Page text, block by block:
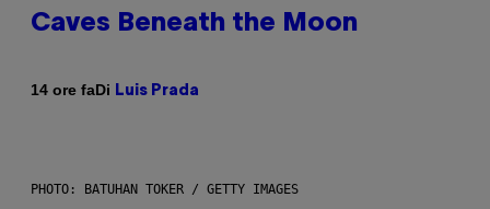
Caves Beneath the Moon
14 ore faDi Luis Prada
PHOTO: BATUHAN TOKER / GETTY IMAGES